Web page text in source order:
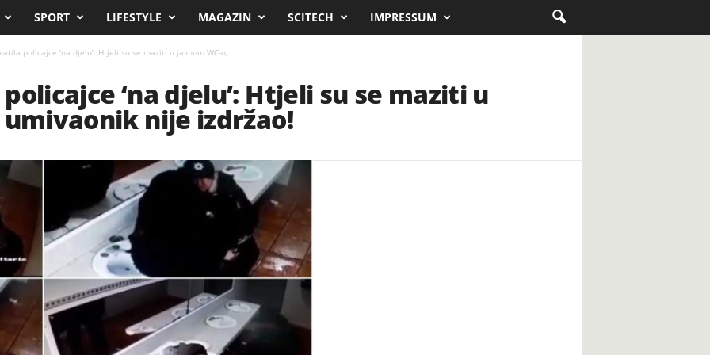
SPORT LIFESTYLE MAGAZIN SCITECH IMPRESSUM
policajce ‘na djelu’: Htjeli su se maziti u javnom WC-u,...
‘na djelu’: Htjeli su se maziti u
nije izdržao!